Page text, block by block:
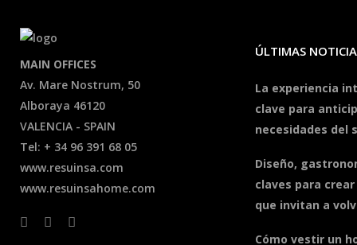
MAIN OFFICES
Av. Mare Nostrum, 50
Alboraya 46120
VALENCIA - SPAIN
Tel: + 34 96 391 68 05
www.resuinsa.com
www.resuinsahome.com
ÚLTIMAS
La experiencia
clave para
necesidades del
Diseño,
claves para
que invitan a
Cómo vestir un